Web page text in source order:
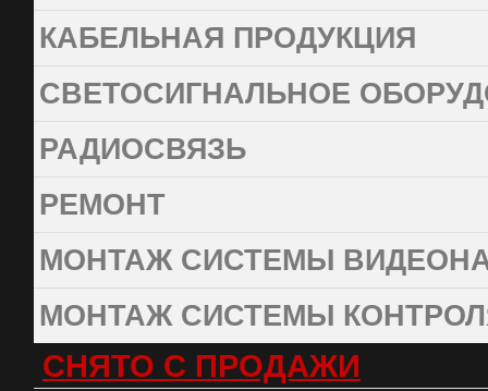
КАБЕЛЬНАЯ ПРОДУКЦИЯ
СВЕТОСИГНАЛЬНОЕ
РАДИОСВЯЗЬ
РЕМОНТ
МОНТАЖ СИСТЕМЫ
МОНТАЖ СИСТЕМЫ
СНЯТО С ПРОДАЖИ